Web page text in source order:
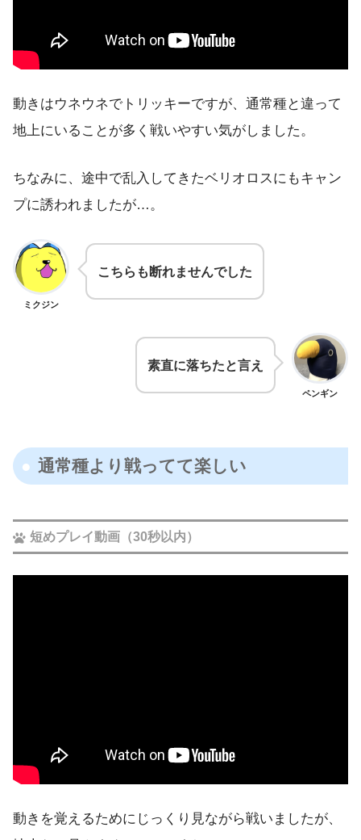
動きはウネウネでトリッキーですが、通常種と違って
地上にいることが多く戦いやすい気がしました。
ちなみに、途中で乱入してきたベリオロスにもキャン
プに誘われましたが…。
ミクジン
こちらも断れませんでした
ペンギン
素直に落ちたと言え
通常種より戦ってて楽しい
短めプレイ動画（30秒以内）
動きを覚えるためにじっくり見ながら戦いましたが、